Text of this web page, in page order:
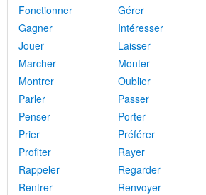
Fonctionner
Gérer
Gagner
Intéresser
Jouer
Laisser
Marcher
Monter
Montrer
Oublier
Parler
Passer
Penser
Porter
Prier
Préférer
Profiter
Rayer
Rappeler
Regarder
Rentrer
Renvoyer